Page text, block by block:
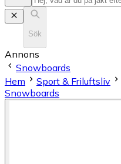
Sök
Annons
Snowboards
Hem
Sport & Friluftsliv
Snowboards